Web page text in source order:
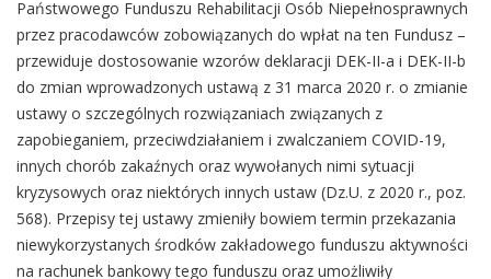
Państwowego Funduszu Rehabilitacji Osób Niepełnosprawnych
przez pracodawców zobowiązanych do wpłat na ten Fundusz –
przewiduje dostosowanie wzorów deklaracji DEK-II-a i DEK-II-b
do zmian wprowadzonych ustawą z 31 marca 2020 r. o zmianie
ustawy o szczególnych rozwiązaniach związanych z
zapobieganiem, przeciwdziałaniem i zwalczaniem COVID-19,
innych chorób zakaźnych oraz wywołanych nimi sytuacji
kryzysowych oraz niektórych innych ustaw (Dz.U. z 2020 r., poz.
568). Przepisy tej ustawy zmieniły bowiem termin przekazania
niewykorzystanych środków zakładowego funduszu aktywności
na rachunek bankowy tego funduszu oraz umożliwiły